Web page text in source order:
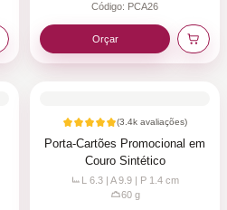
Código: PCA26
Orçar
(3.4k avaliações)
Porta-Cartões Promocional em
Couro Sintético
L 6.3 | A 9.9 | P 1.4 cm
60g